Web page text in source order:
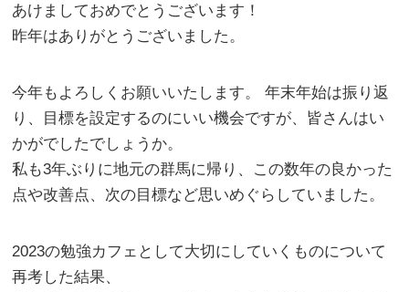
あけましておめでとうございます！
昨年はありがとうございました。
今年もよろしくお願いいたします。 年末年始は振り返
り、目標を設定するのにいい機会ですが、皆さんはい
かがでしたでしょうか。
私も3年ぶりに地元の群馬に帰り、この数年の良かった
点や改善点、次の目標など思いめぐらしていました。
2023の勉強カフェとして大切にしていくものについて
再考した結果、